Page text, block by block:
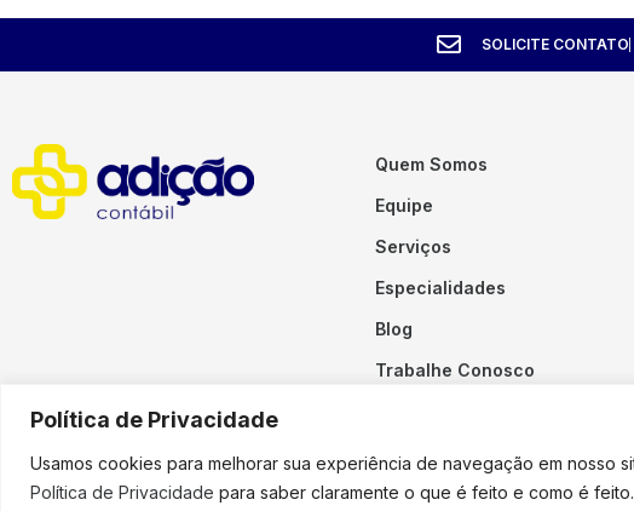
Política de Privacidade
Usamos cookies para melhorar sua experiência de navegação em
Política de Privacidade para saber claramente o que é feito e como é
SOLICITE CONTATO
Quem Somos
Equipe
Serviços
Especialidades
Blog
Trabalhe Conosco